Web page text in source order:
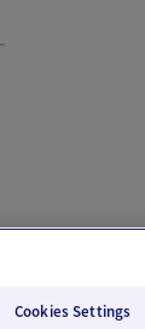
Cookies Settings